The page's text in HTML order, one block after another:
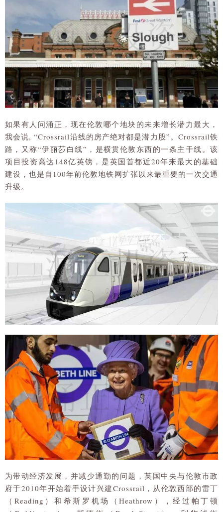
如果有人问涌正，现在伦敦哪个地块的未来增长潜力最大，
我会说, “Crossrail沿线的房产绝对都是潜力股”。Crossrail铁
路，又称“伊丽莎白线”，是横贯伦敦东西的一条主干线。该
项目投资高达148亿英镑，是英国首都近20年来最大的基础
建设，也是自100年前伦敦地铁网扩张以来最重要的一次交通
升级。
为带动经济发展，并减少通勤的问题，英国中央与伦敦市政
府于2010年开始着手设计兴建Crossrail，从伦敦西部的雷丁
（Reading）和希斯罗机场（Heathrow），经过帕丁顿